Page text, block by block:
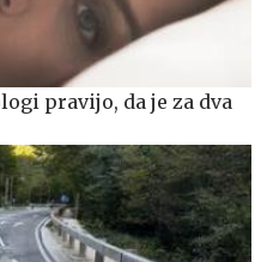
pravijo, da je za dva